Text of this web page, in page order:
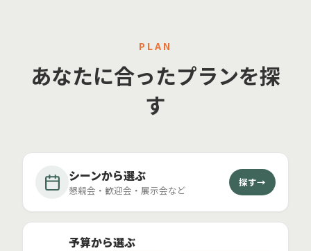
PLAN
あなたに合ったプランを探
す
シーンから選ぶ
懇親会・歓迎会・展示会など
探す→
予算から選ぶ